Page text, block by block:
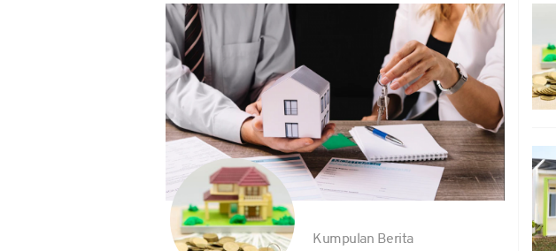
Kumpulan Berita